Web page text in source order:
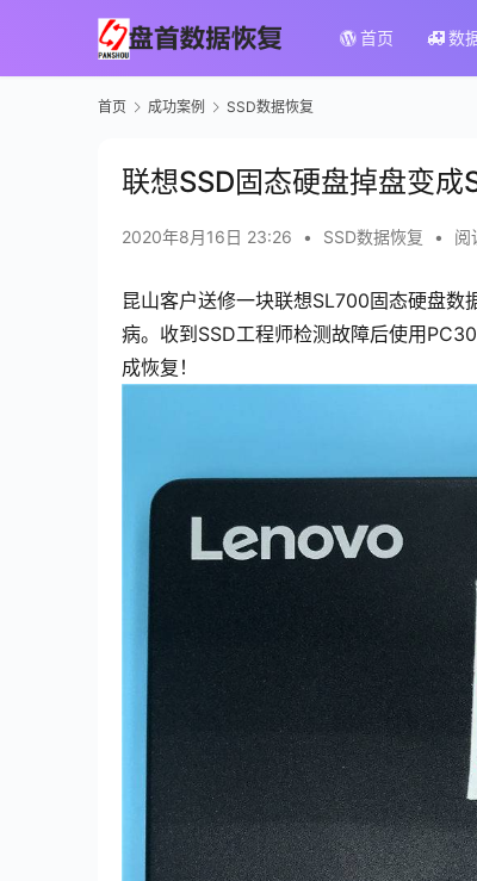
首页 数
首页 成功案例 SSD数据恢复
联想SSD固态硬盘掉盘变成
2020年8月16日 23:26 • SSD数据恢复 • 阅
昆山客户送修一块联想SL700固态硬盘数
病。收到SSD工程师检测故障后使用
成恢复！